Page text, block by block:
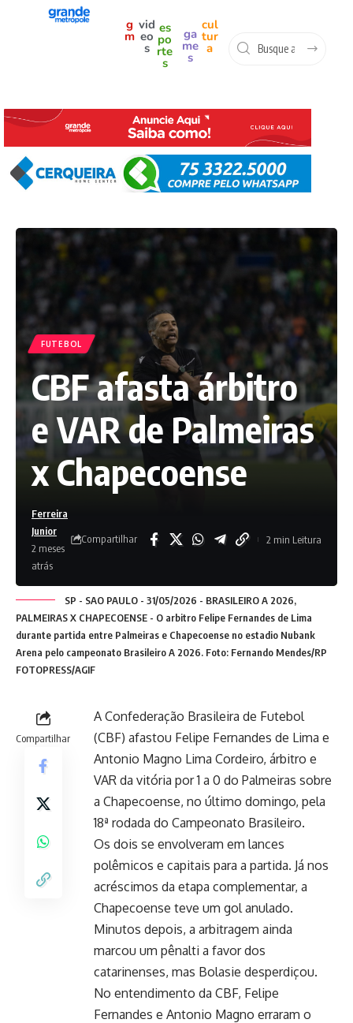
g
m
vid
eo
s
es
po
rte
s
ga
me
s
cul
tur
a
FUTEBOL
CBF afasta árbitro
e VAR de Palmeiras
x Chapecoense
Ferreira
Junior
2 meses
atrás
Compartilhar 2 min Leitura
SP - SAO PAULO - 31/05/2026 - BRASILEIRO A 2026,
PALMEIRAS X CHAPECOENSE - O arbitro Felipe Fernandes de Lima
durante partida entre Palmeiras e Chapecoense no estadio Nubank
Arena pelo campeonato Brasileiro A 2026. Foto: Fernando Mendes/RP
FOTOPRESS/AGIF
Compartilhar
A Confederação Brasileira de Futebol
(CBF) afastou Felipe Fernandes de Lima e
Antonio Magno Lima Cordeiro, árbitro e
VAR da vitória por 1 a 0 do Palmeiras sobre
a Chapecoense, no último domingo, pela
18ª rodada do Campeonato Brasileiro.
Os dois se envolveram em lances
polêmicos e capitais para a partida. Já nos
acréscimos da etapa complementar, a
Chapecoense teve um gol anulado.
Minutos depois, a arbitragem ainda
marcou um pênalti a favor dos
catarinenses, mas Bolasie desperdiçou.
No entendimento da CBF, Felipe
Fernandes e Antonio Magno erraram o